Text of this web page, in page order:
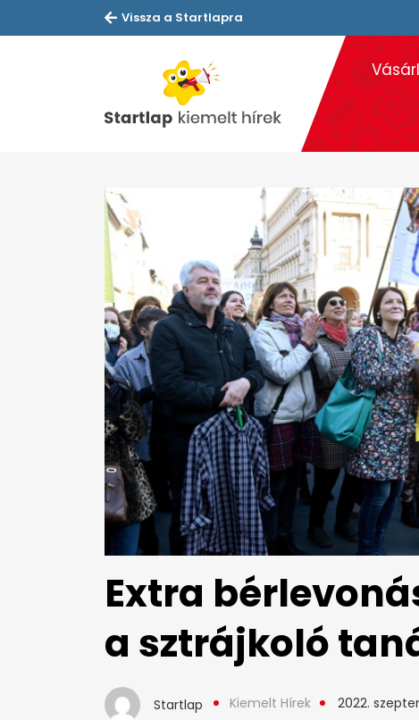
Vissza a Startlapra
Extra
a sztrájkoló
Startlap Kiemelt Hírek 2022.